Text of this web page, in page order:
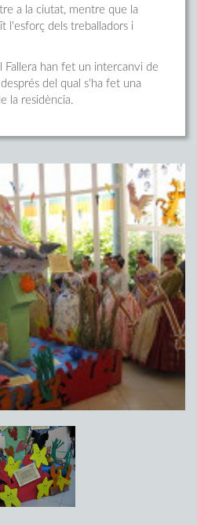
a la ciutat, mentre que la
l'esforç dels treballadors i
Fallera han fet un intercanvi de
del qual s'ha fet una
la residència.